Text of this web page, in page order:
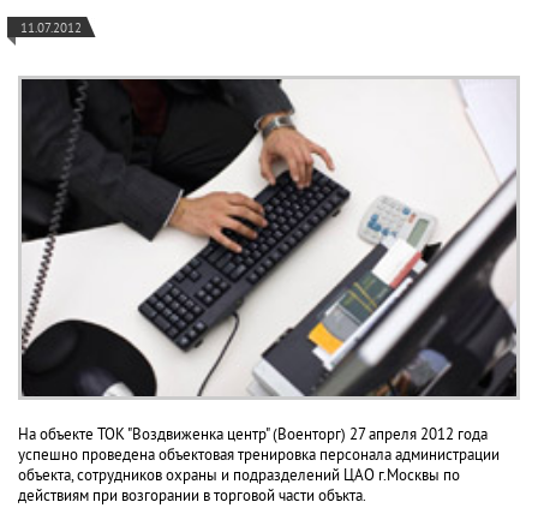
11.07.2012
На объекте ТОК "Воздвиженка центр" (Военторг) 27 апреля 2012 года
успешно проведена объектовая тренировка персонала администрации
объекта, сотрудников охраны и подразделений ЦАО г.Москвы по
действиям при возгорании в торговой части объкта.